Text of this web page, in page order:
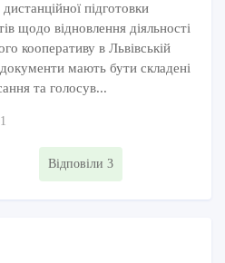
підготовки
щодо відновлення діяльності
кооперативу в Львівській
документи мають бути складені
та голосув...
Відповіли 3